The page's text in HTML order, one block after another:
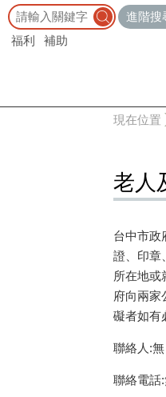
進階搜
福利
補助
現在位置
老人
台中市
證、印章
所在地
府向兩
礙者如有
聯絡人:無
聯絡電話